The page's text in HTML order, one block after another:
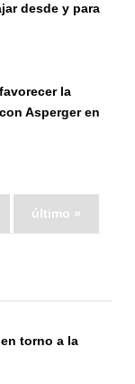
desde y para
la
Asperger en
último »
torno a la